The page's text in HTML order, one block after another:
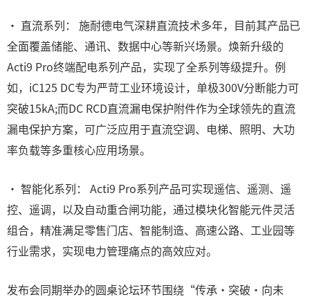
• 直流系列： 施耐德电气深耕直流技术多年，目前其产品已
全面覆盖储能、通讯、数据中心等新兴场景。焕新升级的
Acti9 Pro终端配电系列产品，实现了全系列等级提升。例
如，iC125 DC专为严苛工业环境设计，单极300V分断能力可
突破15kA;而DC RCD直流漏电保护附件作为全球领先的直流
漏电保护方案，可广泛应用于直流空调、电梯、照明、大功
率负载等多重核心应用场景。
• 智能化系列： Acti9 Pro系列产品可实现遥信、遥测、遥
控、遥调，以及自动重合闸功能，通过模块化智能元件灵活
组合，精准满足零售门店、智能制造、高速公路、工业园等
行业需求，实现电力管理痛点的高效应对。
发布会同期举办的圆桌论坛环节围绕“传承・突破・向未